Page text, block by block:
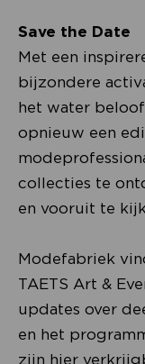
Save the Date
Met een
bijzondere
het water
opnieuw een
collecties te
en vooruit te
Modefabriek
TAETS Art &
updates over
en het
zijn hier